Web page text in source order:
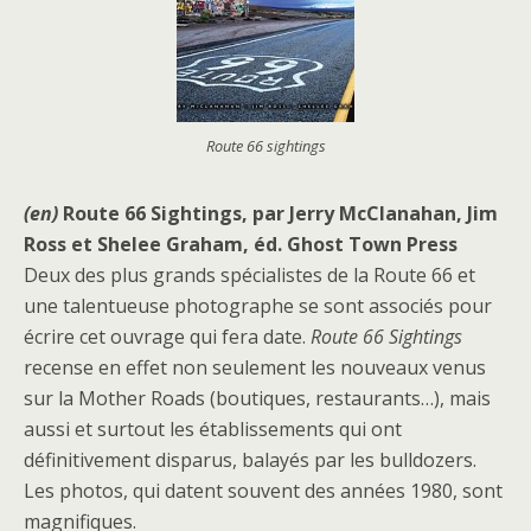
Route 66 sightings
(en) Route 66 Sightings, par Jerry McClanahan, Jim
Ross et Shelee Graham, éd. Ghost Town Press
Deux des plus grands spécialistes de la Route 66 et
une talentueuse photographe se sont associés pour
écrire cet ouvrage qui fera date. Route 66 Sightings
recense en effet non seulement les nouveaux venus
sur la Mother Roads (boutiques, restaurants…), mais
aussi et surtout les établissements qui ont
définitivement disparus, balayés par les bulldozers.
Les photos, qui datent souvent des années 1980, sont
magnifiques.